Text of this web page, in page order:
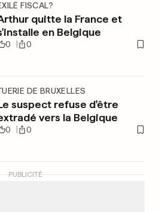
FISCAL?
quitte la France et
en Belgique
0 0
DE BRUXELLES
suspect refuse d'être
vers la Belgique
0 0
PUBLICITÉ